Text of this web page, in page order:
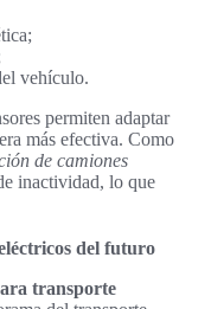
vehículo.
permiten adaptar
más efectiva. Como
de camiones
inactividad, lo que
del futuro
transporte